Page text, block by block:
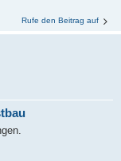
Rufe den Beitrag auf